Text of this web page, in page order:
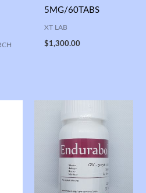
5MG/60TABS
XT LAB
$1,300.00